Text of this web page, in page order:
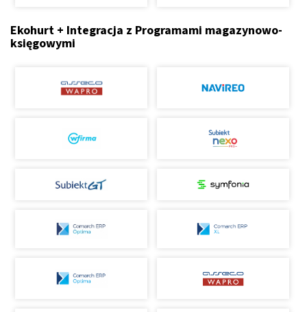
Ekohurt + Integracja z Programami magazynowo-
księgowymi